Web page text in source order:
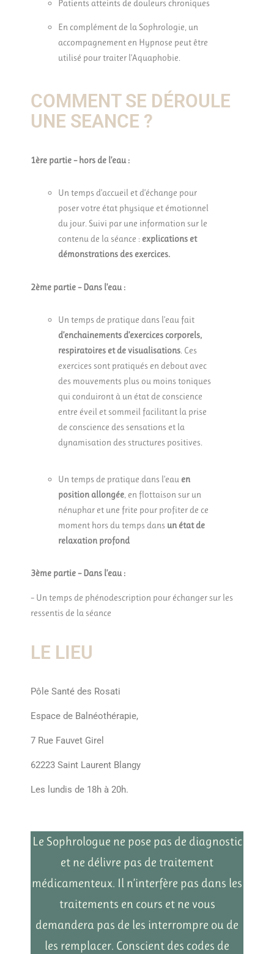
Patients atteints de douleurs chroniques
En complément de la Sophrologie, un
accompagnement en Hypnose peut être
utilisé pour traiter l’Aquaphobie.
COMMENT SE DÉROULE
UNE SEANCE ?
1ère partie – hors de l’eau :
Un temps d’accueil et d’échange pour
poser votre état physique et émotionnel
du jour. Suivi par une information sur le
contenu de la séance : explications et
démonstrations des exercices.
2ème partie – Dans l’eau :
Un temps de pratique dans l’eau fait
d’enchainements d’exercices corporels,
respiratoires et de visualisations. Ces
exercices sont pratiqués en debout avec
des mouvements plus ou moins toniques
qui conduiront à un état de conscience
entre éveil et sommeil facilitant la prise
de conscience des sensations et la
dynamisation des structures positives.
Un temps de pratique dans l’eau en
position allongée, en flottaison sur un
nénuphar et une frite pour profiter de ce
moment hors du temps dans un état de
relaxation profond
3ème partie – Dans l’eau :
– Un temps de phénodescription pour échanger sur les
ressentis de la séance
LE LIEU
Pôle Santé des Rosati
Espace de Balnéothérapie,
7 Rue Fauvet Girel
62223 Saint Laurent Blangy
Les lundis de 18h à 20h.
Le Sophrologue ne pose pas de diagnostic
et ne délivre pas de traitement
médicamenteux. Il n’interfère pas dans les
traitements en cours et ne vous
demandera pas de les interrompre ou de
les remplacer. Conscient des codes de